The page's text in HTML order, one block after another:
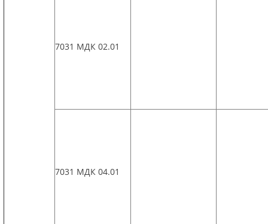
7031 МДК 02.01
7031 МДК 04.01